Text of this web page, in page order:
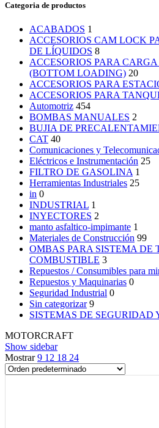
Categoria de productos
ACABADOS 1
ACCESORIOS CAM LOCK
DE LÍQUIDOS 8
ACCESORIOS PARA
(BOTTOM LOADING) 20
ACCESORIOS PARA
ACCESORIOS PARA
Automotriz 454
BOMBAS MANUALES 2
BUJIA DE
CAT 40
Comunicaciones y
Eléctricos e Instrumentación 25
FILTRO DE GASOLINA 1
Herramientas Industriales 25
in 0
INDUSTRIAL 1
INYECTORES 2
manto asfaltico-impimante 1
Materiales de Construcción 99
OMBAS PARA SISTEMA DE
COMBUSTIBLE 3
Repuestos / Consumibles para
Repuestos y Maquinarias 0
Seguridad Industrial 0
Sin categorizar 9
SISTEMAS DE SEGURIDAD
MOTORCRAFT
Show sidebar
Mostrar9 12 18 24